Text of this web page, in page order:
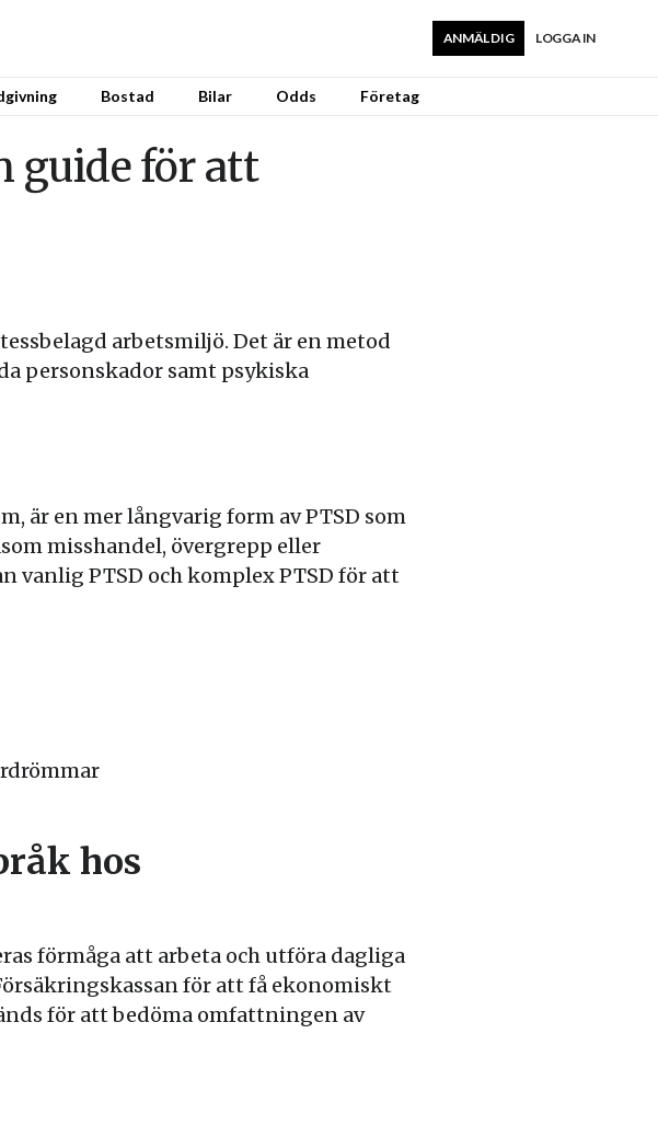
LOGGA IN
ANMÄL DIG
Bostad Bilar Odds Företag
guide för att
arbetsmiljö. Det är en metod
personskador samt psykiska
är en mer långvarig form av PTSD som
misshandel, övergrepp eller
PTSD och komplex PTSD för att
hos
förmåga att arbeta och utföra dagliga
för att få ekonomiskt
för att bedöma omfattningen av